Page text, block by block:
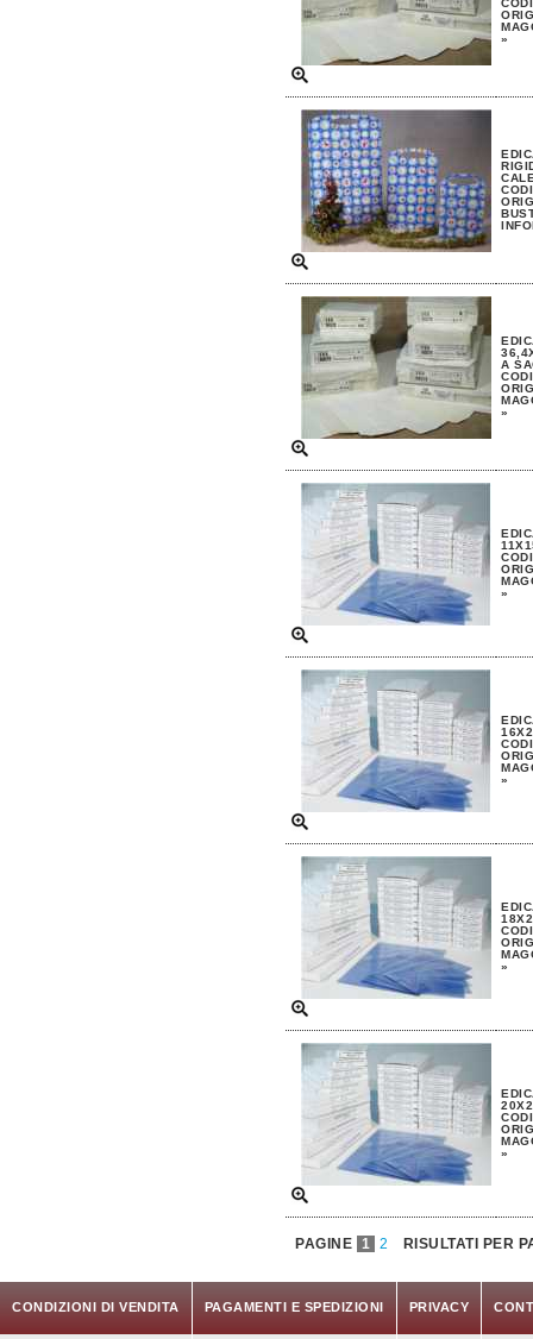
»
A
»
»
»
»
»
PAGINE 1 2 RISULTATI PER
CONDIZIONI DI VENDITA PAGAMENTI E SPEDIZIONI PRIVACY